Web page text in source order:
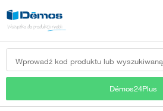
Démos24Plus